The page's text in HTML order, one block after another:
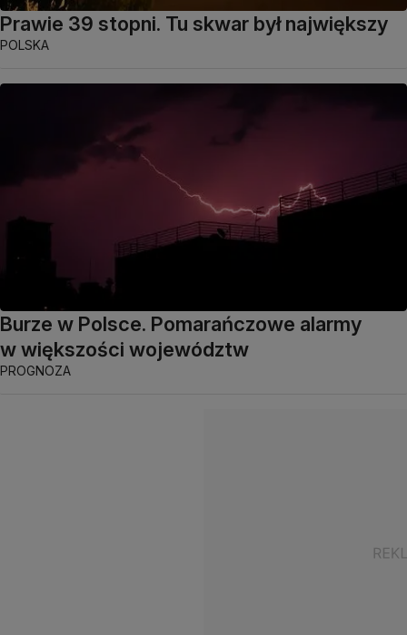
Prawie 39 stopni. Tu skwar był największy
POLSKA
Burze w Polsce. Pomarańczowe alarmy
w większości województw
PROGNOZA